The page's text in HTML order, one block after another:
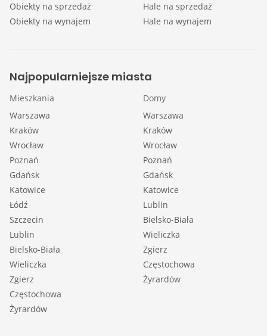
Obiekty na sprzedaż
Obiekty na wynajem
Hale na sprzedaż
Hale na wynajem
Najpopularniejsze miasta
Mieszkania
Warszawa
Kraków
Wrocław
Poznań
Gdańsk
Katowice
Łódź
Szczecin
Lublin
Bielsko-Biała
Wieliczka
Zgierz
Częstochowa
Żyrardów
Domy
Warszawa
Kraków
Wrocław
Poznań
Gdańsk
Katowice
Lublin
Bielsko-Biała
Wieliczka
Zgierz
Częstochowa
Żyrardów